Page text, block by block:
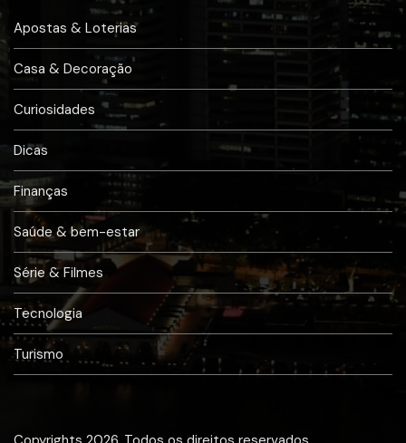
Apostas & Loterias
Casa & Decoração
Curiosidades
Dicas
Finanças
Saúde & bem-estar
Série & Filmes
Tecnologia
Turismo